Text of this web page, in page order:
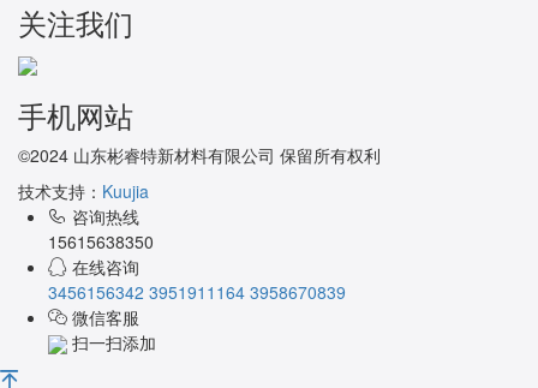
关注我们
手机网站
©2024 山东彬睿特新材料有限公司 保留所有权利
技术支持： Kuujia
咨询热线
15615638350
在线咨询
3456156342 3951911164 3958670839
微信客服
扫一扫添加